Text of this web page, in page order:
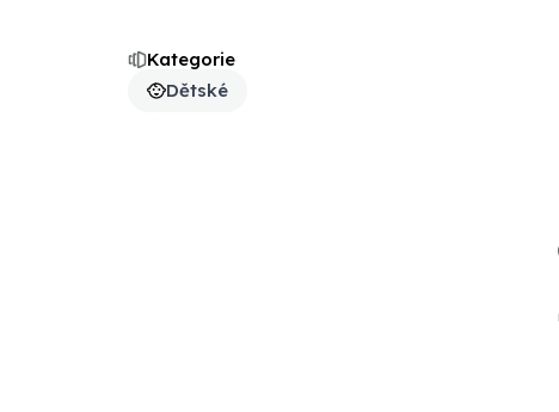
Kategorie
Dětské